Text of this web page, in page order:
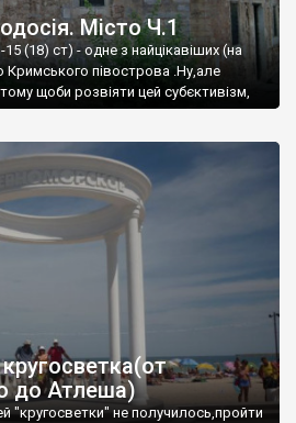
Місто Ч.1
(18) ст) - одне з найцікавіших (на
Кримського півострова .Ну,але
щоби розвіяти цей субєктивізм,
до Атлеша)
"кругосветки" не получилось,пройти